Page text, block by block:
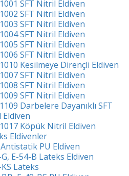
SFT Nitril Eldiven
SFT Nitril Eldiven
SFT Nitril Eldiven
SFT Nitril Eldiven
SFT Nitril Eldiven
SFT Nitril Eldiven
Kesilmeye Dirençli Eldiven
SFT Nitril Eldiven
SFT Nitril Eldiven
SFT Nitril Eldiven
Darbelere Dayanıklı SFT
Köpük Nitril Eldiven
Eldivenler
PU Eldiven
E-54-B Lateks Eldiven
Lateks